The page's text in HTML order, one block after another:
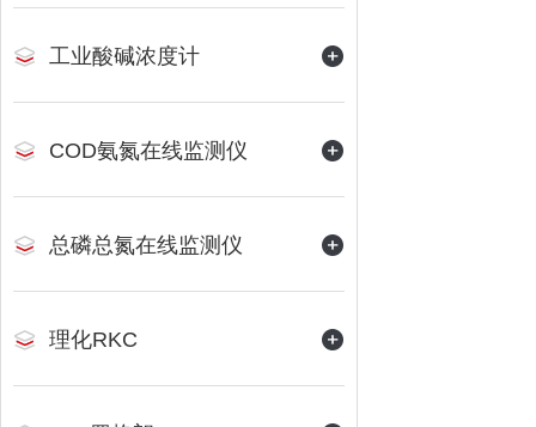
工业酸碱浓度计
COD氨氮在线监测仪
总磷总氮在线监测仪
理化RKC